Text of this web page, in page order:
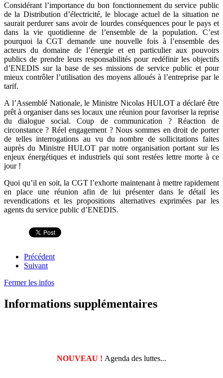
Considérant l’importance du bon fonctionnement du service public
de la Distribution d’électricité, le blocage actuel de la situation ne
saurait perdurer sans avoir de lourdes conséquences pour le pays et
dans la vie quotidienne de l’ensemble de la population. C’est
pourquoi la CGT demande une nouvelle fois à l’ensemble des
acteurs du domaine de l’énergie et en particulier aux pouvoirs
publics de prendre leurs responsabilités pour redéfinir les objectifs
d’ENEDIS sur la base de ses missions de service public et pour
mieux contrôler l’utilisation des moyens alloués à l’entreprise par le
tarif.
A l’Assemblé Nationale, le Ministre Nicolas HULOT a déclaré être
prêt à organiser dans ses locaux une réunion pour favoriser la reprise
du dialogue social. Coup de communication ? Réaction de
circonstance ? Réel engagement ? Nous sommes en droit de porter
de telles interrogations au vu du nombre de sollicitations faites
auprès du Ministre HULOT par notre organisation portant sur les
enjeux énergétiques et industriels qui sont restées lettre morte à ce
jour !
Quoi qu’il en soit, la CGT l’exhorte maintenant à mettre rapidement
en place une réunion afin de lui présenter dans le détail les
revendications et les propositions alternatives exprimées par les
agents du service public d’ENEDIS.
Précédent
Suivant
Fermer les infos
Informations supplémentaires
NOUVEAU ! Agenda des luttes...